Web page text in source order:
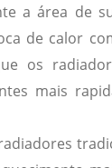
a área de
de calor
os
mais